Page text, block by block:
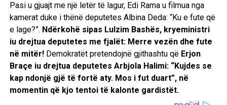
Pasi u gjuajt me një letër të lagur, Edi Rama u filmua nga
kamerat duke i thënë deputetes Albina Deda: “Ku e fute që
e lage?”. Ndërkohë sipas Lulzim Bashës, kryeministri
iu drejtua deputetes me fjalët: Merre vezën dhe fute
në mitër!Demokratët pretendojnë gjithashtu që Erjon
Braçe iu drejtua deputetes Arbjola Halimi: “Kujdes se
kap ndonjë gjë të fortë aty. Mos i fut duart”, në
momentin që kjo tentoi të kalonte gardistët.